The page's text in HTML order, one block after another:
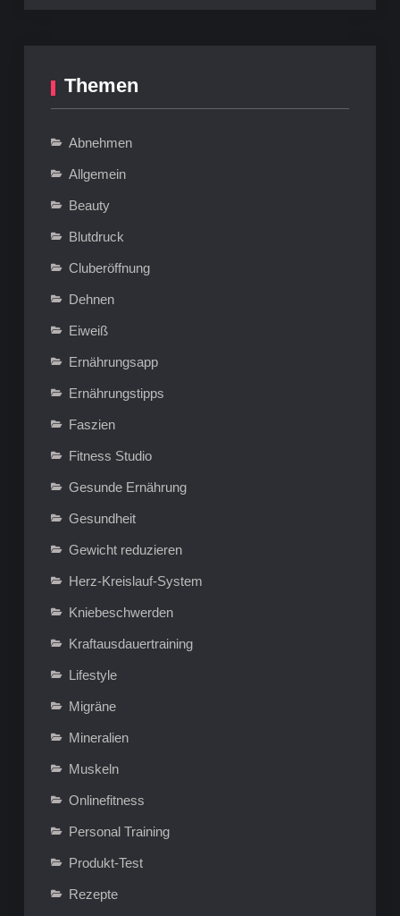
Themen
Abnehmen
Allgemein
Beauty
Blutdruck
Cluberöffnung
Dehnen
Eiweiß
Ernährungsapp
Ernährungstipps
Faszien
Fitness Studio
Gesunde Ernährung
Gesundheit
Gewicht reduzieren
Herz-Kreislauf-System
Kniebeschwerden
Kraftausdauertraining
Lifestyle
Migräne
Mineralien
Muskeln
Onlinefitness
Personal Training
Produkt-Test
Rezepte